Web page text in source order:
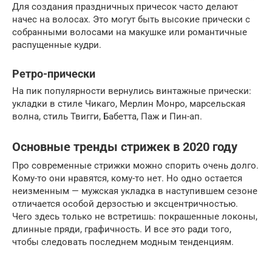
Для создания праздничных причесок часто делают
начес на волосах. Это могут быть высокие прически с
собранными волосами на макушке или романтичные
распущенные кудри.
Ретро-прически
На пик популярности вернулись винтажные прически:
укладки в стиле Чикаго, Мерлин Монро, марсельская
волна, стиль Твигги, Бабетта, Паж и Пин-ап.
Основные тренды стрижек в 2020 году
Про современные стрижки можно спорить очень долго.
Кому-то они нравятся, кому-то нет. Но одно остается
неизменным — мужская укладка в наступившем сезоне
отличается особой дерзостью и эксцентричностью.
Чего здесь только не встретишь: покрашенные локоны,
длинные пряди, графичность. И все это ради того,
чтобы следовать последнем модным тенденциям.